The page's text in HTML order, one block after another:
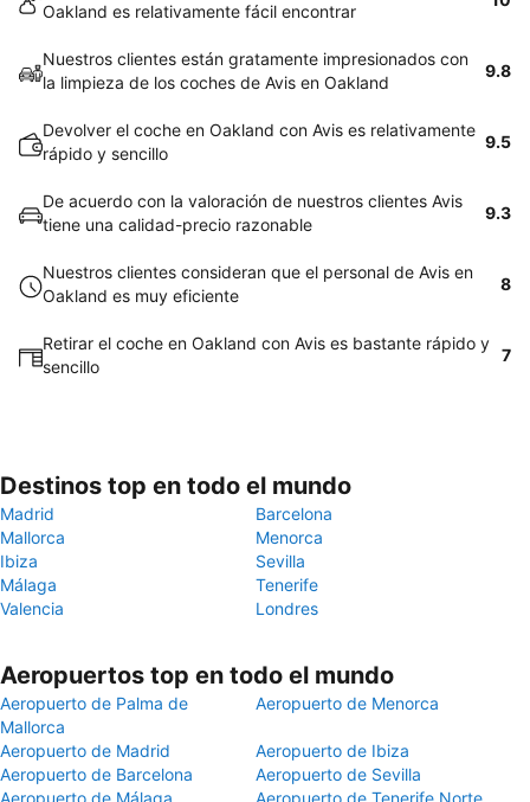
Oakland es relativamente fácil encontrar
Nuestros clientes están gratamente impresionados con
la limpieza de los coches de Avis en Oakland
9.8
Devolver el coche en Oakland con Avis es relativamente
rápido y sencillo
9.5
De acuerdo con la valoración de nuestros clientes Avis
tiene una calidad-precio razonable
9.3
Nuestros clientes consideran que el personal de Avis en
Oakland es muy eficiente
8
Retirar el coche en Oakland con Avis es bastante rápido y
sencillo
7
Destinos top en todo el mundo
Madrid
Barcelona
Mallorca
Menorca
Ibiza
Sevilla
Málaga
Tenerife
Valencia
Londres
Aeropuertos top en todo el mundo
Aeropuerto de Palma de
Mallorca
Aeropuerto de Menorca
Aeropuerto de Madrid
Aeropuerto de Ibiza
Aeropuerto de Barcelona
Aeropuerto de Sevilla
Aeropuerto de Málaga
Aeropuerto de Tenerife Norte